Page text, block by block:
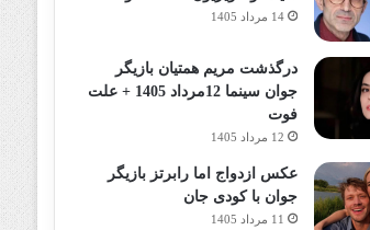
14 مرداد 1405
درگذشت مریم همتیان بازیگر
جوان سینما 12مرداد 1405 + علت
فوت
12 مرداد 1405
عکس ازدواج اما رابرتز بازیگر
جوان با کودی جان
11 مرداد 1405